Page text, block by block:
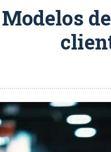
Modelos